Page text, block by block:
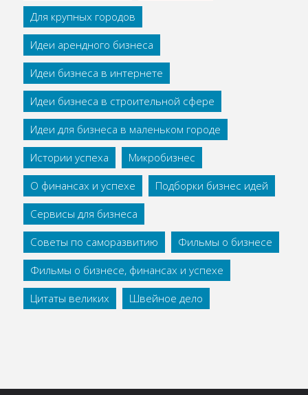
Для крупных городов
Идеи арендного бизнеса
Идеи бизнеса в интернете
Идеи бизнеса в строительной сфере
Идеи для бизнеса в маленьком городе
Истории успеха
Микробизнес
О финансах и успехе
Подборки бизнес идей
Сервисы для бизнеса
Советы по саморазвитию
Фильмы о бизнесе
Фильмы о бизнесе, финансах и успехе
Цитаты великих
Швейное дело